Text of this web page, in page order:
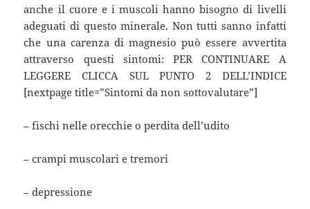
anche il cuore e i muscoli hanno bisogno di livelli
adeguati di questo minerale. Non tutti sanno infatti
che una carenza di magnesio può essere avvertita
attraverso questi sintomi: PER CONTINUARE A
LEGGERE CLICCA SUL PUNTO 2 DELL’INDICE
[nextpage title=”Sintomi da non sottovalutare”]
– fischi nelle orecchie o perdita dell’udito
– crampi muscolari e tremori
– depressione